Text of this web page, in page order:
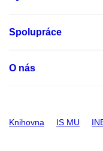
Spolupráce
O nás
Knihovna IS MU